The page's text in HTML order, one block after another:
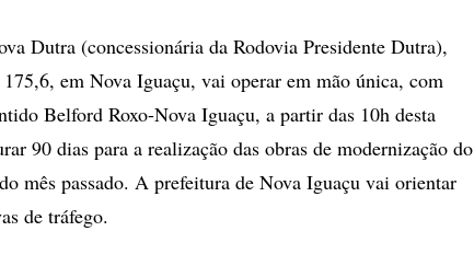
Dutra (concessionária da Rodovia Presidente Dutra),
em Nova Iguaçu, vai operar em mão única, com
Belford Roxo-Nova Iguaçu, a partir das 10h desta
90 dias para a realização das obras de modernização do
mês passado. A prefeitura de Nova Iguaçu vai orientar
de tráfego.